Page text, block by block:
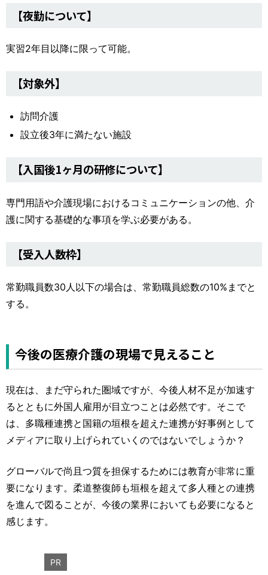
【夜勤について】
実習2年目以降に限って可能。
【対象外】
訪問介護
設立後3年に満たない施設
【入国後1ヶ月の研修について】
専門用語や介護現場におけるコミュニケーションの他、介
護に関する基礎的な事項を学ぶ必要がある。
【受入人数枠】
常勤職員数30人以下の場合は、常勤職員総数の10%までと
する。
今後の医療介護の現場で見えること
現在は、まだ守られた圏域ですが、今後人材不足が加速す
るとともに外国人雇用が目立つことは必然です。そこで
は、多職種連携と国籍の垣根を超えた連携が好事例として
メディアに取り上げられていくのではないでしょうか？
グローバルで尚且つ質を担保するためには教育が非常に重
要になります。柔道整復師も垣根を超えて多人種との連携
を進んで図ることが、今後の業界においても必要になると
感じます。
PR